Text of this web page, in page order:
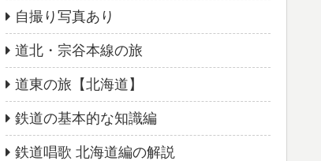
自撮り写真あり
道北・宗谷本線の旅
道東の旅【北海道】
鉄道の基本的な知識編
鉄道唱歌 北海道編の解説